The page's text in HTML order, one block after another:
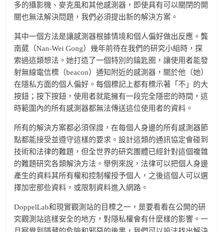
多的攝影機、麥克風和其他感測器，即使具有可以關閉的開
關也無法解決問題，我們必須提出新的解決方案。
其中一個方法是讓感測器根據情境和個人偏好做出反應。龔
南葳（Nan-Wei Gong）幾年前待在我們的研究小組時，探
索過這類想法。她打造了一個特別的鑰匙圈，讓使用者能發
射無線電信標（beacon）通知附近的感測器，關於他（她）
在隱私方面的個人偏好。每個標記上都有標示著「不」的大
按鈕；按下按鈕，使用者就能擁有一段完全隱密的時間，這
時範圍內的所有感測器都無法傳送這位使用者的資料。
所有的解決方案都必須保證，在每個人身邊的所有感測器節
點都能接受並遵守這樣的要求。設計這類的通訊協定會碰到
技術和法律的難題，但全世界的研究團體已經針對這個複雜
的難題研究各類解決方法。舉例來說，法律可以把個人身邊
產生的資料其所有權和控制權授予個人，之後這個人可以選
擇加密那些資料，或限制資料進入網路。
DoppelLab和現實觀測站的目標之一，是要看看在公開的研
究觀測站這樣安全的地方，對隱私權會有什麼樣的影響。一